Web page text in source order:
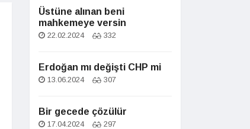
Üstüne alınan beni
mahkemeye versin
22.02.2024 332
Erdoğan mı değişti CHP mi
13.06.2024 307
Bir gecede çözülür
17.04.2024 297